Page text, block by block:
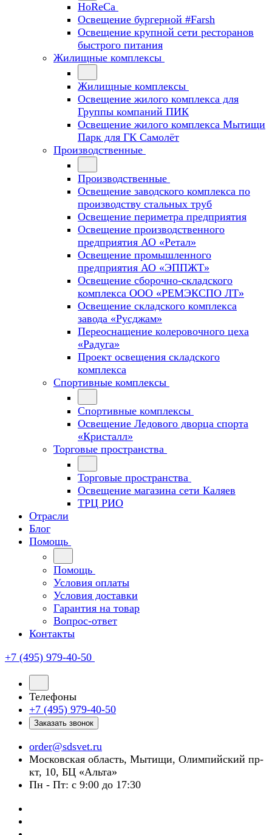
HoReCa
Освещение бургерной #Farsh
Освещение крупной сети ресторанов
быстрого питания
Жилищные комплексы
Жилищные комплексы
Освещение жилого комплекса для
Группы компаний ПИК
Освещение жилого комплекса Мытищи
Парк для ГК Самолёт
Производственные
Производственные
Освещение заводского комплекса по
производству стальных труб
Освещение периметра предприятия
Освещение производственного
предприятия АО «Ретал»
Освещение промышленного
предприятия АО «ЭППЖТ»
Освещение сборочно-складского
комплекса ООО «РЕМЭКСПО ЛТ»
Освещение складского комплекса
завода «Русджам»
Переоснащение колеровочного цеха
«Радуга»
Проект освещения складского
комплекса
Спортивные комплексы
Спортивные комплексы
Освещение Ледового дворца спорта
«Кристалл»
Торговые пространства
Торговые пространства
Освещение магазина сети Каляев
ТРЦ РИО
Отрасли
Блог
Помощь
Помощь
Условия оплаты
Условия доставки
Гарантия на товар
Вопрос-ответ
Контакты
+7 (495) 979-40-50
Телефоны
+7 (495) 979-40-50
Заказать звонок
order@sdsvet.ru
Московская область, Мытищи, Олимпийский пр-
кт, 10, БЦ «Альта»
Пн - Пт: с 9:00 до 17:30